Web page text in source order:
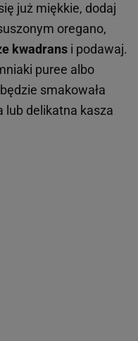
już miękkie, dodaj
oregano,
kwadrans i podawaj.
puree albo
smakowała
lub delikatna kasza